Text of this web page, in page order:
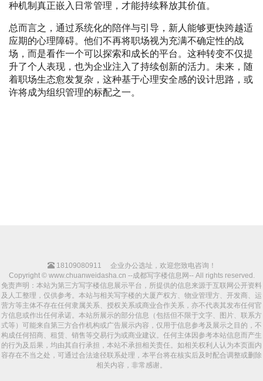
种机制真正嵌入日常管理，才能持续释放其价值。
总而言之，通过系统化的陪伴与引导，新人能够更快跨越适
应期的心理障碍。他们不再将职场视为充满不确定性的战
场，而是看作一个可以探索和成长的平台。这种转变不仅提
升了个人表现，也为企业注入了持续创新的活力。未来，随
着职场生态愈发复杂，这种基于心理安全感的设计思路，或
许将成为组织管理的标配之一。
18109080911
企业办公选址，欢迎您致电咨询！
Copyright © www.chuanweidasha.cn --成都写字楼信息网-- All rights reserved.
免责声明：本站为第三方写字楼信息展示平台，所提供的信息来源于互联网公开资料
及人工整理，仅供参考。本站与相关写字楼的大厦产权方、物业管理方、开发商、运
营方等主体不存在任何隶属关系、授权关系或商业合作关系，亦不代表其发布任何官
方信息或作出任何承诺。本站所展示的部分信息（包括但不限于文字、图片、联系方
式等）可能来自第三方合作机构或广告展示内容，仅用于信息参考及展示之目的，不
构成任何招商、租赁、销售等交易行为或商业建议。任何主体因参考本站信息而产生
的行为及后果，均由其自行承担，本站不承担相关责任。如相关权利人认为本页面内
容存在不当之处，可通过合法途径联系处理，本平台将在核实后及时配合调整或删除
相关内容，非常感谢。